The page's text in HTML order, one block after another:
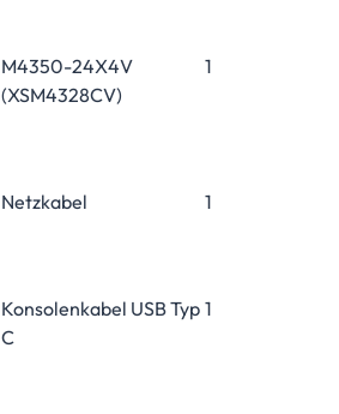
M4350-24X4V
(XSM4328CV)
1
Netzkabel 1
Konsolenkabel USB Typ
C
1